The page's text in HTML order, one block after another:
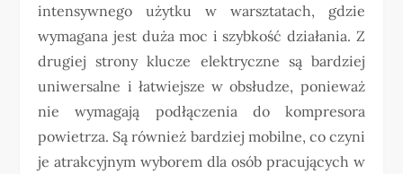
intensywnego użytku w warsztatach, gdzie
wymagana jest duża moc i szybkość działania. Z
drugiej strony klucze elektryczne są bardziej
uniwersalne i łatwiejsze w obsłudze, ponieważ
nie wymagają podłączenia do kompresora
powietrza. Są również bardziej mobilne, co czyni
je atrakcyjnym wyborem dla osób pracujących w